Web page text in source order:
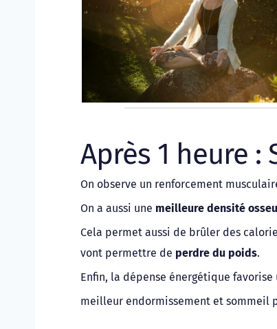
Après 1 heure
On observe un renforcement
On a aussi une meilleure densité
Cela permet aussi de brûler des
vont permettre de perdre du poids.
Enfin, la dépense énergétique favorise
meilleur endormissement et sommeil